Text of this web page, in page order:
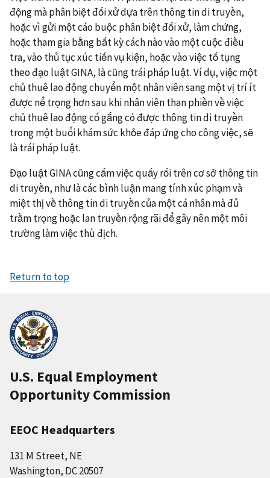
động mà phân biệt đối xử dựa trên thông tin di truyền,
hoặc vì gửi một cáo buộc phân biệt đối xử, làm chứng,
hoặc tham gia bằng bất kỳ cách nào vào một cuộc điều
tra, vào thủ tục xúc tiến vụ kiện, hoặc vào việc tố tụng
theo đạo luật GINA, là cũng trái pháp luật. Ví dụ, việc một
chủ thuê lao động chuyển một nhân viên sang một vị trí ít
được nể trọng hơn sau khi nhân viên than phiền về việc
chủ thuê lao động cố gắng có được thông tin di truyền
trong một buổi khám sức khỏe đáp ứng cho công việc, sẽ
là trái pháp luật.
Đạo luật GINA cũng cấm việc quấy rối trên cơ sở thông tin
di truyền, như là các bình luận mang tính xúc phạm và
miệt thị về thông tin di truyền của một cá nhân mà đủ
trầm trọng hoặc lan truyền rộng rãi để gây nên một môi
trường làm việc thù địch.
Return to top
U.S. Equal Employment
Opportunity Commission
EEOC Headquarters
131 M Street, NE
Washington, DC 20507